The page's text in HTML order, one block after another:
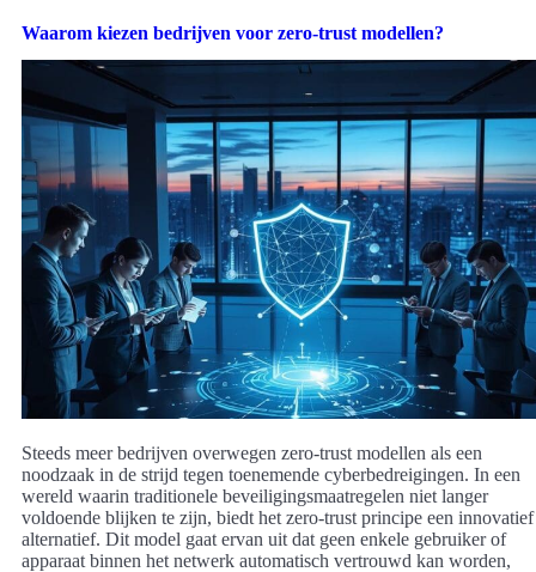
Waarom kiezen bedrijven voor zero-trust modellen?
Steeds meer bedrijven overwegen zero-trust modellen als een
noodzaak in de strijd tegen toenemende cyberbedreigingen. In een
wereld waarin traditionele beveiligingsmaatregelen niet langer
voldoende blijken te zijn, biedt het zero-trust principe een innovatief
alternatief. Dit model gaat ervan uit dat geen enkele gebruiker of
apparaat binnen het netwerk automatisch vertrouwd kan worden,